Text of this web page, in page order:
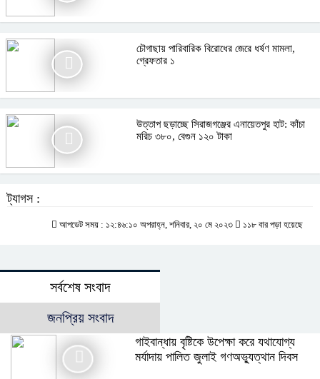
চৌগাছায় পারিবারিক বিরোধের জেরে ধর্ষণ মামলা,
গ্রেফতার ১
উত্তাপ ছড়াচ্ছে সিরাজগঞ্জের এনায়েতপুর হাট: কাঁচা
মরিচ ৩৮০, বেগুন ১২০ টাকা
ট্যাগস :
আপডেট সময় : ১২:৪৬:১০ অপরাহ্ন, শনিবার, ২০ মে ২০২৩ ১১৮ বার পড়া হয়েছে
সর্বশেষ সংবাদ
জনপ্রিয় সংবাদ
গাইবান্ধায় বৃষ্টিকে উপেক্ষা করে যথাযোগ্য
মর্যাদায় পালিত জুলাই গণঅভ্যুত্থান দিবস